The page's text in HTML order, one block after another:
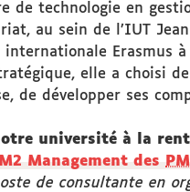
de technologie en
au sein de l’IUT
Erasmus
elle a choisi
de développer ses
université à la
M2 Management des
de consultante en